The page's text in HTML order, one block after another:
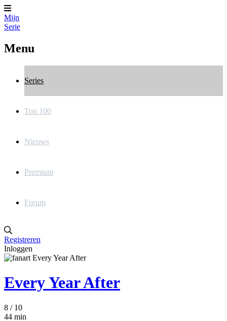
Mijn
Serie
Menu
Series
Top 100
Nieuws
Premium
Forum
Registreren
Inloggen
Every Year After
8 / 10
44 min